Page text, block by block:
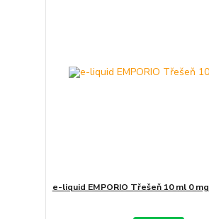
e-liquid EMPORIO Třešeň 10 ml 0 mg